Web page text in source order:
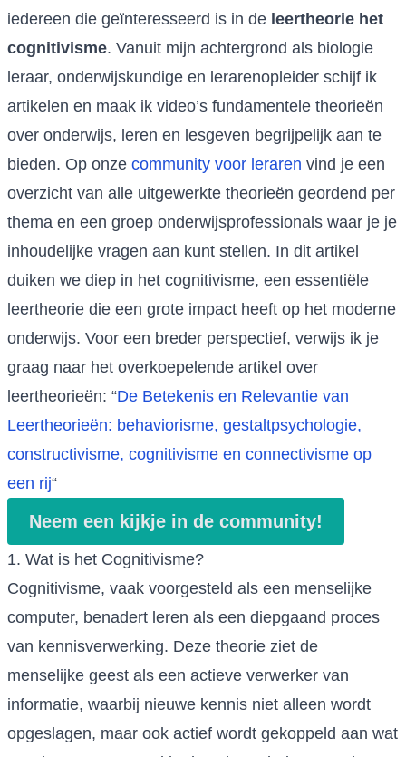
iedereen die geïnteresseerd is in de leertheorie het
cognitivisme. Vanuit mijn achtergrond als biologie
leraar, onderwijskundige en lerarenopleider schijf ik
artikelen en maak ik video’s fundamentele theorieën
over onderwijs, leren en lesgeven begrijpelijk aan te
bieden. Op onze community voor leraren vind je een
overzicht van alle uitgewerkte theorieën geordend per
thema en een groep onderwijsprofessionals waar je je
inhoudelijke vragen aan kunt stellen. In dit artikel
duiken we diep in het cognitivisme, een essentiële
leertheorie die een grote impact heeft op het moderne
onderwijs. Voor een breder perspectief, verwijs ik je
graag naar het overkoepelende artikel over
leertheorieën: “De Betekenis en Relevantie van
Leertheorieën: behaviorisme, gestaltpsychologie,
constructivisme, cognitivisme en connectivisme op
een rij“
Neem een kijkje in de community!
1. Wat is het Cognitivisme?
Cognitivisme, vaak voorgesteld als een menselijke
computer, benadert leren als een diepgaand proces
van kennisverwerking. Deze theorie ziet de
menselijke geest als een actieve verwerker van
informatie, waarbij nieuwe kennis niet alleen wordt
opgeslagen, maar ook actief wordt gekoppeld aan wat